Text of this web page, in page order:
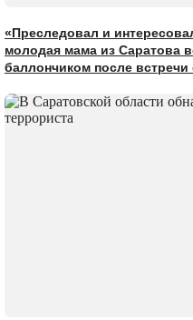
«Преследовал и
молодая мама из Саратова
баллончиком после встречи